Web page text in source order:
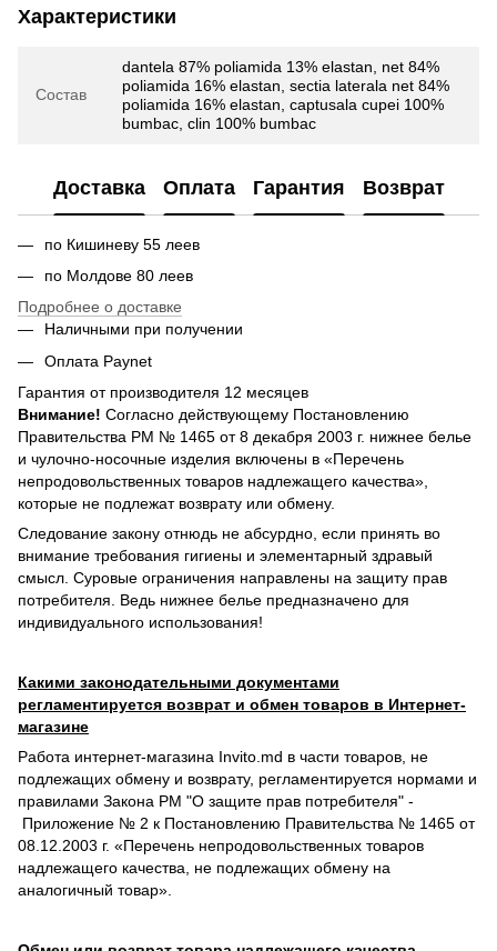
Характеристики
Состав
dantela 87% poliamida 13% elastan, net 84%
poliamida 16% elastan, sectia laterala net 84%
poliamida 16% elastan, captusala cupei 100%
bumbac, clin 100% bumbac
Доставка Оплата Гарантия Возврат
по Кишиневу 55 леев
по Молдове 80 леев
Подробнее о доставке
Наличными при получении
Оплата Paynet
Гарантия от производителя 12 месяцев
Внимание! Согласно действующему Постановлению
Правительства РМ № 1465 от 8 декабря 2003 г. нижнее белье
и чулочно-носочные изделия включены в «Перечень
непродовольственных товаров надлежащего качества»,
которые не подлежат возврату или обмену.
Следование закону отнюдь не абсурдно, если принять во
внимание требования гигиены и элементарный здравый
смысл. Суровые ограничения направлены на защиту прав
потребителя. Ведь нижнее белье предназначено для
индивидуального использования!
Какими законодательными документами
регламентируется возврат и обмен товаров в Интернет-
магазине
Работа интернет-магазина Invito.md в части товаров, не
подлежащих обмену и возврату, регламентируется нормами и
правилами Закона РМ "О защите прав потребителя" -
Приложение № 2 к Постановлению Правительства № 1465 от
08.12.2003 г. «Перечень непродовольственных товаров
надлежащего качества, не подлежащих обмену на
аналогичный товар».